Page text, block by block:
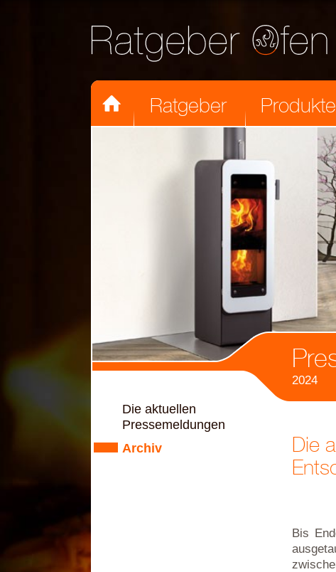
 Ratgeber Produkte
2024
Die aktuellen
Pressemeldungen
Archiv
Die
Bis